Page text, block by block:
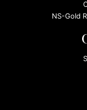
NS-Gold